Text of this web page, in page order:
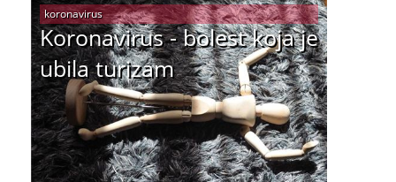
Koronavirus - bolest koja je
ubila turizam
koronavirus